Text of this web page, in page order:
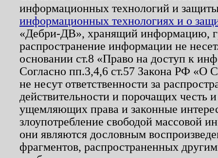
информационных технологий и
информационных технологиях и о
«Дебри-ДВ», хранящий информацию,
распространение информации не
основании ст.8 «Право на доступ к
Согласно пп.3,4,6 ст.57 Закона РФ «О
не несут ответственности за
действительности и порочащих честь
ущемляющих права и законные
злоупотребление свободой массовой
они являются дословным
фрагментов, распространенных